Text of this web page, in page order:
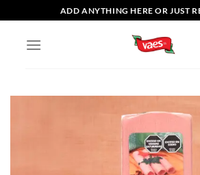
al
contenido
ADD ANYTHING HERE OR JUST